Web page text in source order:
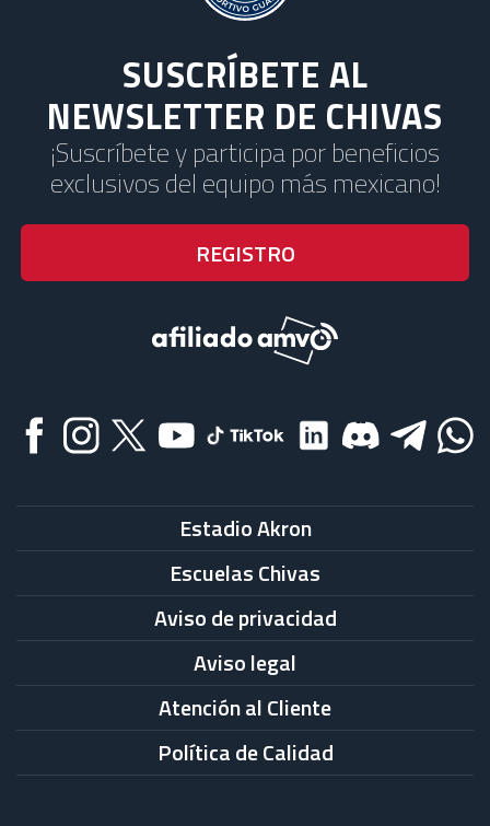
SUSCRÍBETE AL
NEWSLETTER DE CHIVAS
¡Suscríbete y participa por beneficios
exclusivos del equipo más mexicano!
Estadio Akron
Escuelas Chivas
Aviso de privacidad
Aviso legal
Atención al Cliente
Política de Calidad